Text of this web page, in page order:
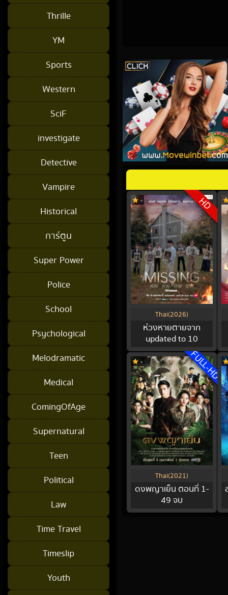
Thrille
YM
Sports
Western
SciF
investigate
Detective
Vampire
Historical
การ์ตูน
Super Power
Police
School
Psychological
Melodramatic
Medical
ComingOfAge
Supernatural
Teen
Political
Law
Time Travel
Timeslip
Youth
- HD
Thai(2026)
ห่วงหายตายจาก
updated to 10
- FULL-HD
Thai(2021)
ดงพญาเย็น ตอนที่ 1-
49 จบ